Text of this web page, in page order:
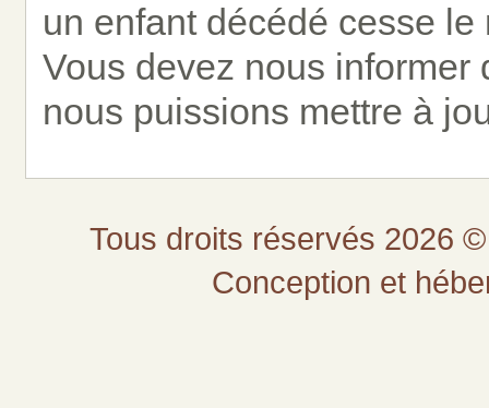
un enfant décédé cesse
Vous devez nous informer
nous puissions mettre à
Tous droits réservés 2026
Conception et